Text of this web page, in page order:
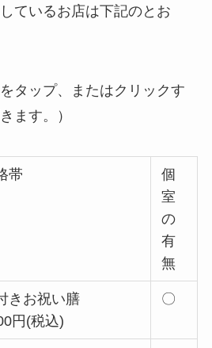
ているお店は下記のとお
タップ、またはクリックす
ます。）
帯
個
室
の
有
無
きお祝い膳
円(税込)
〇